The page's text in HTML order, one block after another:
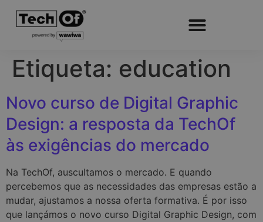
Etiqueta: education
Novo curso de Digital Graphic
Design: a resposta da TechOf
às exigências do mercado
Na TechOf, auscultamos o mercado. E quando
percebemos que as necessidades das empresas estão a
mudar, ajustamos a nossa oferta formativa. É por isso
que lançámos o novo curso Digital Graphic Design, com